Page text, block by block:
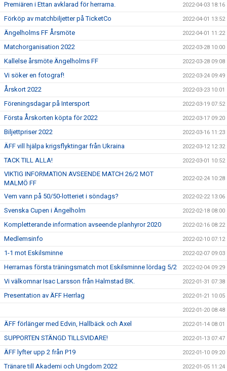
Premiären i Ettan avklarad för herrarna. 2022-04-03 18:16
Förköp av matchbiljetter på TicketCo 2022-04-01 13:52
Ängelholms FF Årsmöte 2022-04-01 11:22
Matchorganisation 2022 2022-03-28 10:00
Kallelse årsmöte Ängelholms FF 2022-03-28 09:08
Vi söker en fotograf! 2022-03-24 09:49
Årskort 2022 2022-03-23 10:01
Föreningsdagar på Intersport 2022-03-19 07:52
Första Årskorten köpta för 2022 2022-03-17 09:20
Biljettpriser 2022 2022-03-16 11:23
ÄFF vill hjälpa krigsflyktingar från Ukraina 2022-03-12 12:32
TACK TILL ALLA! 2022-03-01 10:52
VIKTIG INFORMATION AVSEENDE MATCH 26/2 MOT
MALMÖ FF
2022-02-24 10:28
Vem vann på 50/50-lotteriet i söndags? 2022-02-22 13:06
Svenska Cupen i Ängelholm 2022-02-18 08:00
Kompletterande information avseende planhyror 2020 2022-02-16 08:22
Medlemsinfo 2022-02-10 07:12
1-1 mot Eskilsminne 2022-02-07 09:03
Herrarnas första träningsmatch mot Eskilsminne lördag 5/2 2022-02-04 09:29
Vi välkomnar Isac Larsson från Halmstad BK. 2022-01-31 07:38
Presentation av ÄFF Herrlag 2022-01-21 10:05
2022-01-20 08:48
ÄFF förlänger med Edvin, Hallbäck och Axel 2022-01-14 08:01
SUPPORTEN STÄNGD TILLSVIDARE! 2022-01-13 07:47
ÄFF lyfter upp 2 från P19 2022-01-10 09:20
Tränare till Akademi och Ungdom 2022 2022-01-05 11:24